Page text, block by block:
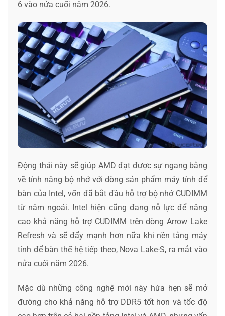
6 vào nửa cuối năm 2026.
Động thái này sẽ giúp AMD đạt được sự ngang bằng
về tính năng bộ nhớ với dòng sản phẩm máy tính để
bàn của Intel, vốn đã bắt đầu hỗ trợ bộ nhớ CUDIMM
từ năm ngoái. Intel hiện cũng đang nỗ lực để nâng
cao khả năng hỗ trợ CUDIMM trên dòng Arrow Lake
Refresh và sẽ đẩy mạnh hơn nữa khi nền tảng máy
tính để bàn thế hệ tiếp theo, Nova Lake-S, ra mắt vào
nửa cuối năm 2026.
Mặc dù những công nghệ mới này hứa hẹn sẽ mở
đường cho khả năng hỗ trợ DDR5 tốt hơn và tốc độ